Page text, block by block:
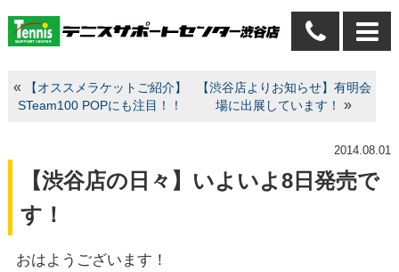
«
【オススメラケットご紹介】
STeam100 POPにも注目！！
【渋谷店よりお知らせ】有明会
場に出展しています！
»
2014.08.01
【渋谷店の日々】いよいよ8日発売で
す！
おはようございます！